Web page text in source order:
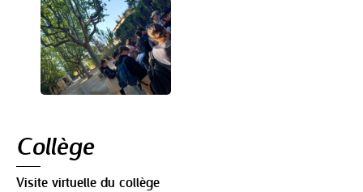
Collège
Visite virtuelle du collège